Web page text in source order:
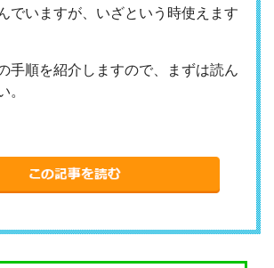
でいますが、いざという時使えます
手順を紹介しますので、まずは読ん
。